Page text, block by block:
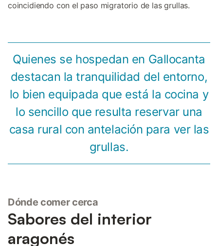
coincidiendo con el paso migratorio de las grullas.
Quienes se hospedan en Gallocanta
destacan la tranquilidad del entorno,
lo bien equipada que está la cocina y
lo sencillo que resulta reservar una
casa rural con antelación para ver las
grullas.
Dónde comer cerca
Sabores del interior
aragonés